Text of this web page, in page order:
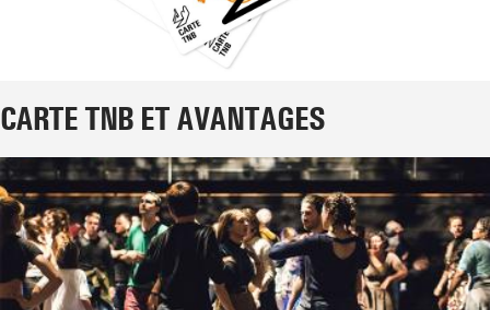
CARTE TNB ET AVANTAGES